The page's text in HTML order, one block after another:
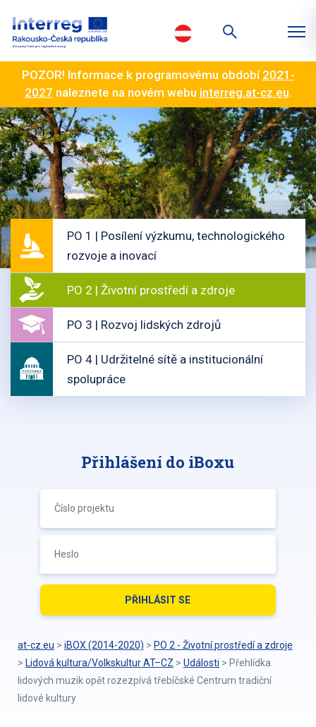
POZOR! Informace k programovému období 2021-
2027 naleznete na novém webu interreg.at-cz.eu.
PO 1 | Posílení výzkumu, technologického
rozvoje a inovací
PO 2 | Životní prostředí a zdroje
PO 3 | Rozvoj lidských zdrojů
PO 4 | Udržitelné sítě a institucionální
spolupráce
Přihlášení do iBoxu
at-cz.eu > iBOX (2014-2020) > PO 2 - Životní prostředí a zdroje
> Lidová kultura/Volkskultur AT–CZ > Události > Přehlídka
lidových muzik opět rozezpívá třebíčské Centrum tradiční
lidové kultury